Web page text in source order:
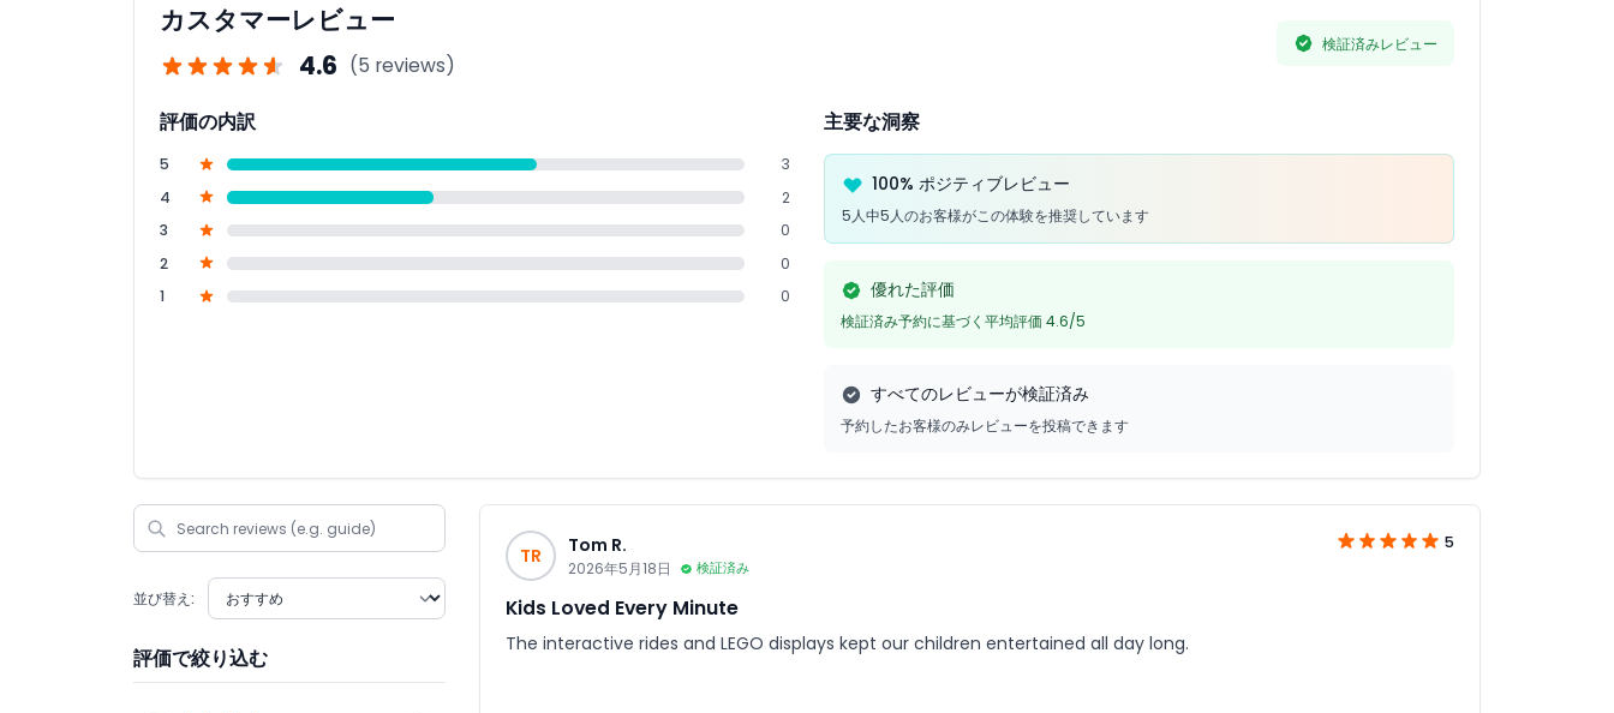
カスタマーレビュー
4.6 (5 reviews)
検証済みレビュー
評価の内訳
5
3
4
2
3
0
2
0
1
0
主要な洞察
100% ポジティブレビュー
5人中5人のお客様がこの体験を推奨しています
優れた評価
検証済み予約に基づく平均評価 4.6/5
すべてのレビューが検証済み
予約したお客様のみレビューを投稿できます
並び替え:
評価で絞り込む
TR Tom R.
2026年5月18日 検証済み
5
Kids Loved Every Minute
The interactive rides and LEGO displays kept our children entertained all day long.